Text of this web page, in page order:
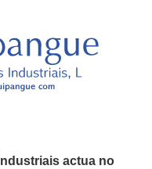
actua no